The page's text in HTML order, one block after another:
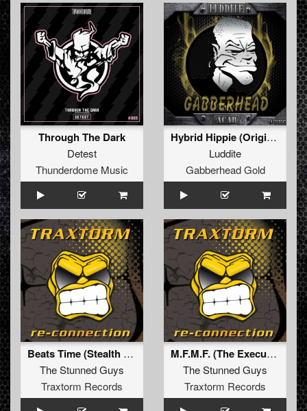
Through The Dark
Detest
Thunderdome Music
Hybrid Hippie (Original Mix)
Luddite
Gabberhead Gold
Beats Time (Stealth Remix) (Extended Mix)
The Stunned Guys
Traxtorm Records
M.F.M.F. (The Executor Remix) (Extended Mix)
The Stunned Guys
Traxtorm Records